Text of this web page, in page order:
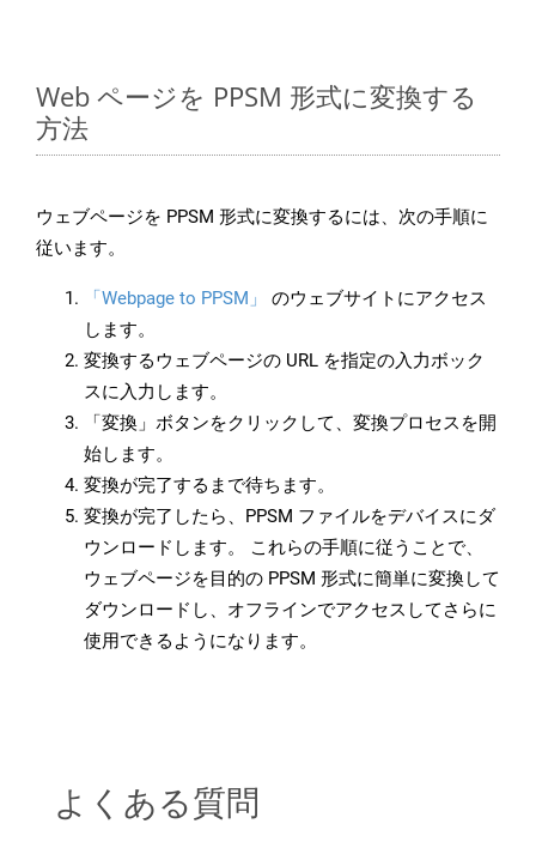
Web ページを PPSM 形式に変換する
方法
ウェブページを PPSM 形式に変換するには、次の手順に
従います。
「Webpage to PPSM」
のウェブサイトにアクセス
します。
変換するウェブページの URL を指定の入力ボック
スに入力します。
「変換」ボタンをクリックして、変換プロセスを開
始します。
変換が完了するまで待ちます。
変換が完了したら、PPSM ファイルをデバイスにダ
ウンロードします。 これらの手順に従うことで、
ウェブページを目的の PPSM 形式に簡単に変換して
ダウンロードし、オフラインでアクセスしてさらに
使用できるようになります。
よくある質問